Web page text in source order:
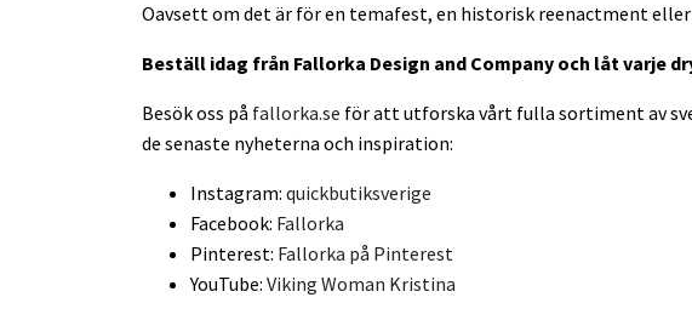
Oavsett om det är för en temafest, en historisk reenactment
Beställ idag från Fallorka Design and Company och låt varje
Besök oss på fallorka.se för att utforska vårt fulla sortiment av
de senaste nyheterna och inspiration:
Instagram: quickbutiksverige
Facebook: Fallorka
Pinterest: Fallorka på Pinterest
YouTube: Viking Woman Kristina